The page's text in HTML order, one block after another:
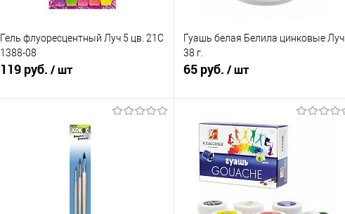
Гель флуоресцентный Луч 5 цв. 21С
1388-08
119 руб. / шт
Подписаться
Купить в 1 клик
Гуашь белая Белила цинковые Луч
38 г.
65 руб. / шт
В корзину
Купить в 1 клик
В избранное